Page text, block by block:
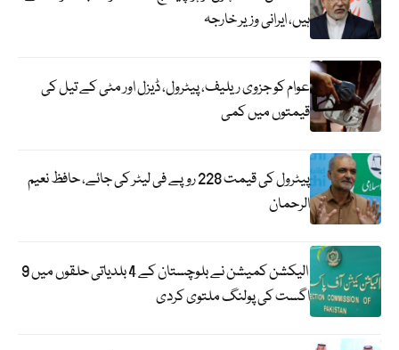
ہیں، ایرانی وزیر خارجہ
عوام کو جزوی ریلیف، پیٹرول، ڈیزل اور مٹی کے تیل کی
قیمتوں میں کمی
پیٹرول کی قیمت 228 روپے فی لیٹر کی جائے، حافظ نعیم
الرحمان
الیکشن کمیشن نے بلوچستان کے 4 بلدیاتی حلقوں میں 9
اگست کی پولنگ ملتوی کردی